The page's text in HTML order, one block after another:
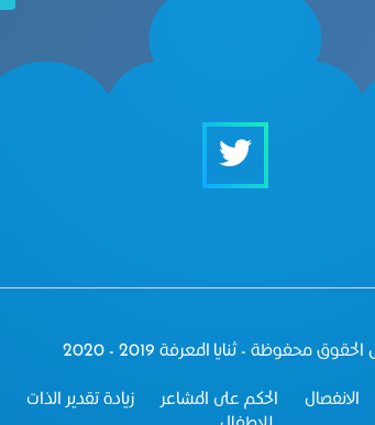
محفوظة - ثنايا المعرفة 2019 - 2020
الانفصال الحكم على المشاعر زيادة تقدير الذات